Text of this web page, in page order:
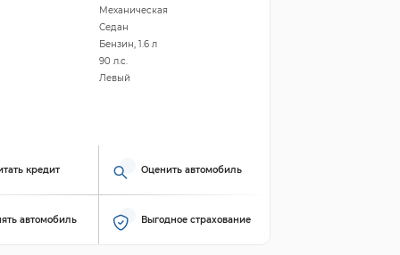
Механическая
Седан
Бензин, 1.6 л
90 л.с.
Левый
кредит Оценить автомобиль
автомобиль Выгодное страхование